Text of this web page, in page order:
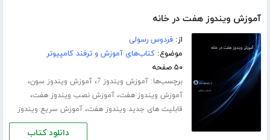
آموزش ویندوز هفت در خانه
از:فردوس رسولی
موضوع:کتاب‌های آموزش و ترفند کامپیوتر
۵۰ صفحه
برچسب‌ها:آموزش ویندوز 7 ،آموزش ویندوز سون،
آموزش ویندوز هفت،آموزش نصب ویندوز هفت،
قابلیت های جدید ویندوز هفت،آموزش سریع ویندوز
دانلود کتاب